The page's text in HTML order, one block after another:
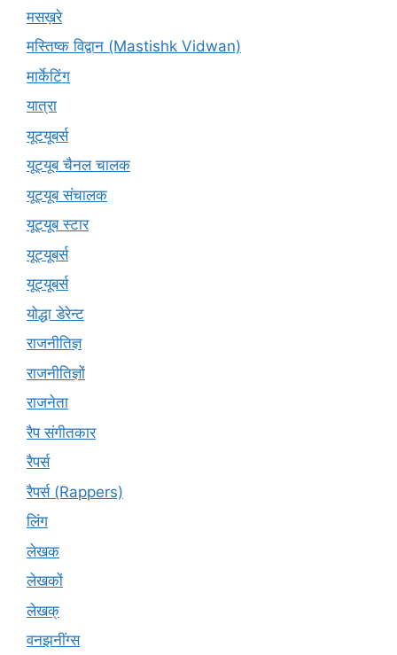
मसख़रे
मस्तिष्क विद्वान (Mastishk Vidwan)
मार्केटिंग
यात्रा
यूटयूबर्स
यूट्यूब चैनल चालक
यूट्यूब संचालक
यूट्यूब स्टार
यूट्‍यूबर्स
यूट्यूबर्स
योद्धा डेरेन्ट
राजनीतिज्ञ
राजनीतिज्ञों
राजनेता
रैप संगीतकार
रैपर्स
रैपर्स (Rappers)
लिंग
लेखक
लेखकों
लेखक्
वनझनींग्स